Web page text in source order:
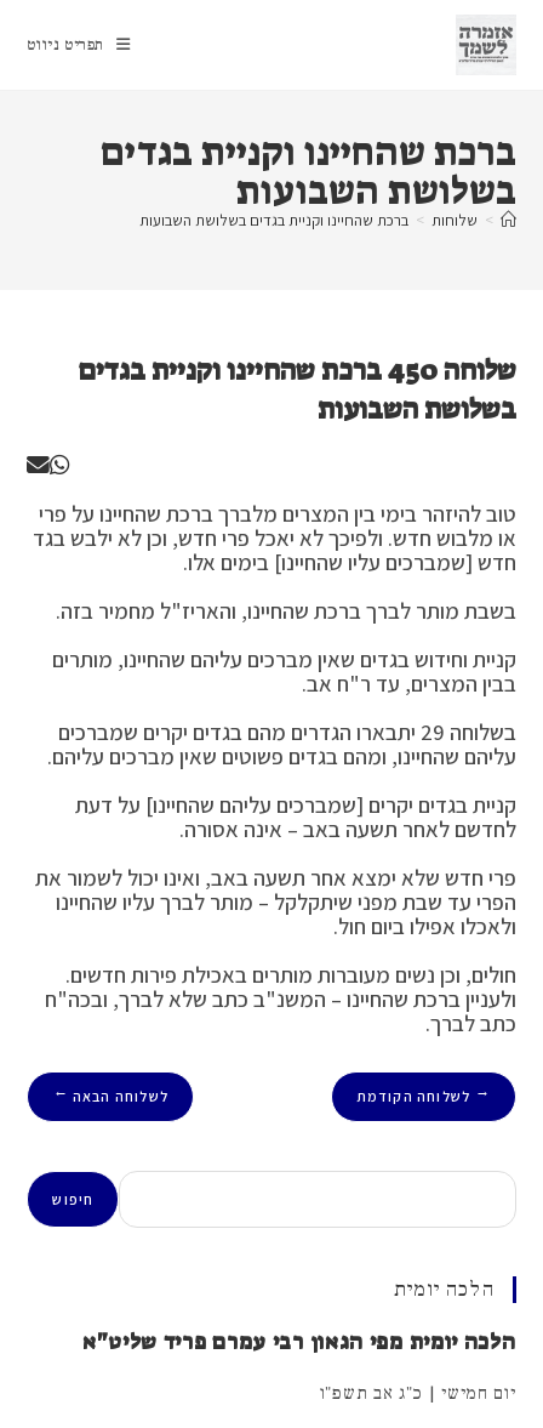
content
תפריט ניווט
ברכת שהחיינו וקניית בגדים
בשלושת השבועות
> שלוחות > ברכת שהחיינו וקניית בגדים בשלושת השבועות
שלוחה 450 ברכת שהחיינו וקניית בגדים
בשלושת השבועות
טוב להיזהר בימי בין המצרים מלברך ברכת שהחיינו על פרי
או מלבוש חדש. ולפיכך לא יאכל פרי חדש, וכן לא ילבש בגד
חדש [שמברכים עליו שהחיינו] בימים אלו.
בשבת מותר לברך ברכת שהחיינו, והאריז"ל מחמיר בזה.
קניית וחידוש בגדים שאין מברכים עליהם שהחיינו, מותרים
בבין המצרים, עד ר"ח אב.
בשלוחה 29 יתבארו הגדרים מהם בגדים יקרים שמברכים
עליהם שהחיינו, ומהם בגדים פשוטים שאין מברכים עליהם.
קניית בגדים יקרים [שמברכים עליהם שהחיינו] על דעת
לחדשם לאחר תשעה באב – אינה אסורה.
פרי חדש שלא ימצא אחר תשעה באב, ואינו יכול לשמור את
הפרי עד שבת מפני שיתקלקל – מותר לברך עליו שהחיינו
ולאכלו אפילו ביום חול.
חולים, וכן נשים מעוברות מותרים באכילת פירות חדשים.
ולעניין ברכת שהחיינו – המשנ"ב כתב שלא לברך, ובכה"ח
כתב לברך.
← לשלוחה הקודמת לשלוחה הבאה →
חיפוש
חיפוש
הלכה יומית
הלכה יומית מפי הגאון רבי עמרם פריד שליט"א
יום חמישי | כ"ג אב תשפ"ו